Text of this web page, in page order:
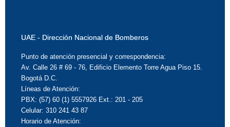
UAE - Dirección Nacional de Bomberos
Punto de atención presencial y correspondencia:
Av. Calle 26 # 69 - 76, Edificio Elemento Torre Agua Piso 15.
Bogotá D.C.
Líneas de Atención:
PBX: (57) 60 (1) 5557926 Ext.: 201 - 205
Celular: 310 241 43 87
Horario de Atención: